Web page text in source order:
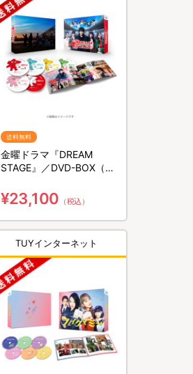
送料無料
金曜ドラマ『DREAM
STAGE』／DVD-BOX（送
¥23,100 （税込）
TUYインターネット